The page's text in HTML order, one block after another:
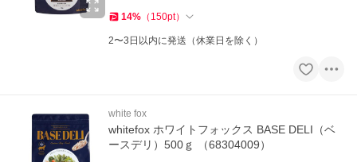
14% （ 150pt）
2〜3日以内に発送（休業日を除く）
white fox
whitefox ホワイトフォックス BASE DELI（ベ
ースデリ）500ｇ （68304009）